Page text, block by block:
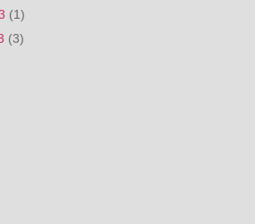
(1)
(3)